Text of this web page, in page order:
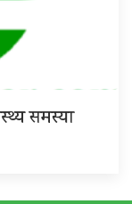
समस्या